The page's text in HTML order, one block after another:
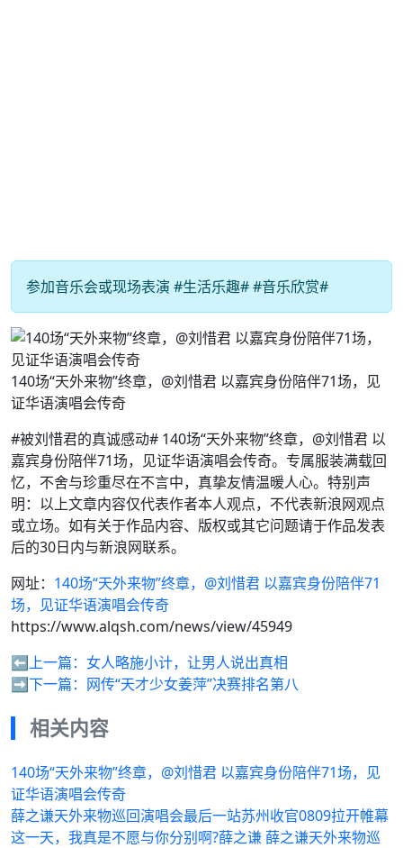
参加音乐会或现场表演 #生活乐趣# #音乐欣赏#
140场“天外来物”终章，@刘惜君 以嘉宾身份陪伴71场，见
证华语演唱会传奇
#被刘惜君的真诚感动# 140场“天外来物”终章，@刘惜君 以
嘉宾身份陪伴71场，见证华语演唱会传奇。专属服装满载回
忆，不舍与珍重尽在不言中，真挚友情温暖人心。特别声
明：以上文章内容仅代表作者本人观点，不代表新浪网观点
或立场。如有关于作品内容、版权或其它问题请于作品发表
后的30日内与新浪网联系。
网址： 140场“天外来物”终章，@刘惜君 以嘉宾身份陪伴71
场，见证华语演唱会传奇
https://www.alqsh.com/news/view/45949
⬅️上一篇： 女人略施小计，让男人说出真相
➡️下一篇： 网传“天才少女姜萍”决赛排名第八
相关内容
140场“天外来物”终章，@刘惜君 以嘉宾身份陪伴71场，见
证华语演唱会传奇
薛之谦天外来物巡回演唱会最后一站苏州收官0809拉开帷幕
这一天，我真是不愿与你分别啊?薛之谦 薛之谦天外来物巡